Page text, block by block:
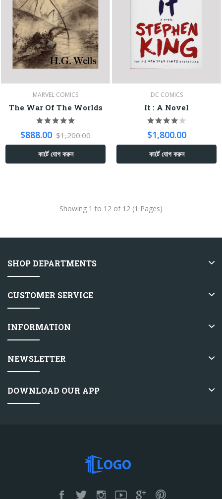
MARVEL COMICS
The War Of The Worlds
$888.00 $1,200.00
কার্টে যোগ করুন
DC COMICS
It : A Novel
$1,800.00
কার্টে যোগ করুন
Showing 1 to 12 of 12 (1 Pages)
SHOP DEPARTMENTS
CUSTOMER SERVICE
INFORMATION
NEWSLETTER
DOWNLOAD OUR APP